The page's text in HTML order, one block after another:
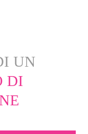
UN
DI